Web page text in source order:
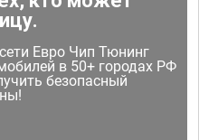
Евро Чип Тюнинг
в 50+ городах РФ
безопасный